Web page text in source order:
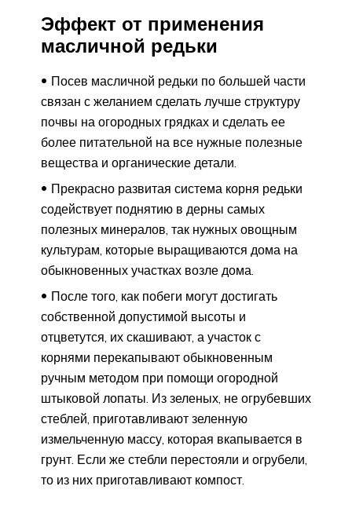
Эффект от применения
масличной редьки
Посев масличной редьки по большей части
связан с желанием сделать лучше структуру
почвы на огородных грядках и сделать ее
более питательной на все нужные полезные
вещества и органические детали.
Прекрасно развитая система корня редьки
содействует поднятию в дерны самых
полезных минералов, так нужных овощным
культурам, которые выращиваются дома на
обыкновенных участках возле дома.
После того, как побеги могут достигать
собственной допустимой высоты и
отцветутся, их скашивают, а участок с
корнями перекапывают обыкновенным
ручным методом при помощи огородной
штыковой лопаты. Из зеленых, не огрубевших
стеблей, приготавливают зеленную
измельченную массу, которая вкапывается в
грунт. Если же стебли перестояли и огрубели,
то из них приготавливают компост.